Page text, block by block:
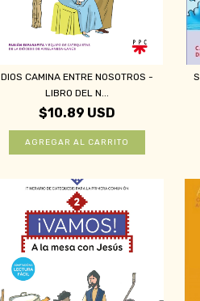
DIOS CAMINA ENTRE NOSOTROS -
LIBRO DEL N...
$10.89 USD